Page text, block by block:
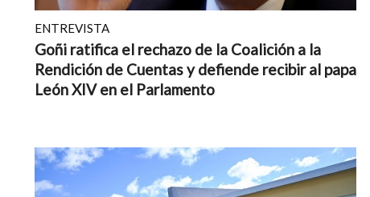
ENTREVISTA
Goñi ratifica el rechazo de la Coalición a la
Rendición de Cuentas y defiende recibir al papa
León XIV en el Parlamento